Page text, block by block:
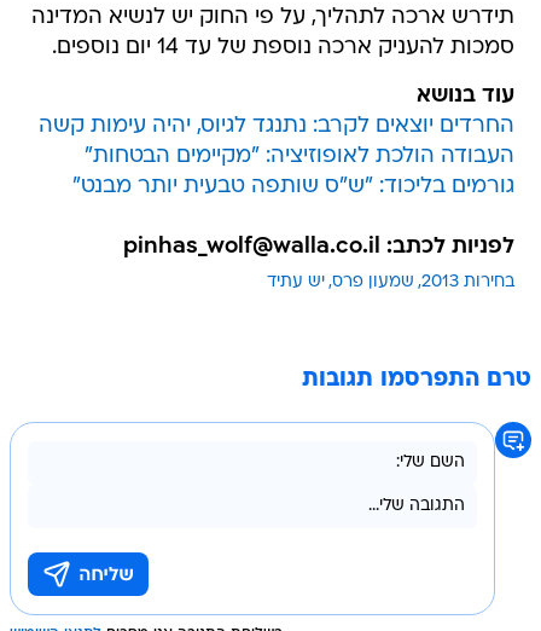
תידרש ארכה לתהליך, על פי החוק יש לנשיא המדינה
סמכות להעניק ארכה נוספת של עד 14 יום נוספים.
עוד בנושא
החרדים יוצאים לקרב: נתנגד לגיוס, יהיה עימות קשה
העבודה הולכת לאופוזיציה: "מקיימים הבטחות"
גורמים בליכוד: "ש"ס שותפה טבעית יותר מבנט"
לפניות לכתב: pinhas_wolf@walla.co.il
בחירות 2013 שמעון פרס יש עתיד
טרם התפרסמו תגובות